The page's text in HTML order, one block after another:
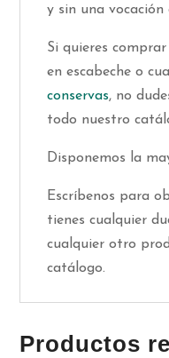
y sin una vocación
Si quieres
en escabeche o
conservas, no
todo nuestro
Disponemos la
Escríbenos para
tienes cualquier
cualquier otro
catálogo.
Productos